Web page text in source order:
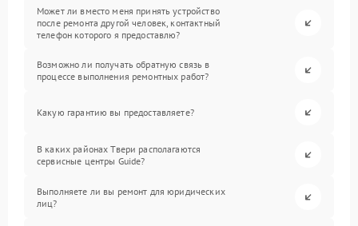
Может ли вместо меня принять устройство
после ремонта другой человек, контактный
телефон которого я предоставлю?
Возможно ли получать обратную связь в
процессе выполнения ремонтных работ?
Какую гарантию вы предоставляете?
В каких районах Твери располагаются
сервисные центры Guide?
Выполняете ли вы ремонт для юридических
лиц?